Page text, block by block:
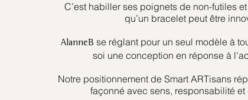
C’est habiller ses poignets de non-futiles et
qu’un bracelet peut être
AlanneB se réglant pour un seul modèle à
soi une conception en réponse à
Notre positionnement de Smart ARTisans
façonné avec sens, responsabilité